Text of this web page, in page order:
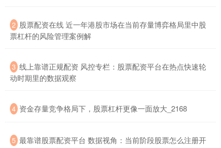
创业板指 3563.12
基金指数 7242.10 +12.30 +0.17%
2 ​股票配资在线 近一年港股市场在当前存量博弈格局里中股
票杠杆的风险管理案例解
3 ​线上靠谱正规配资 风控专栏：股票配资平台在热点快速轮
动时期里的数据观察
4 ​资金存量竞争格局下，股票杠杆更像一面放大_2168
5 ​最靠谱股票配资平台 数据视角：当前阶段股票怎么注册开